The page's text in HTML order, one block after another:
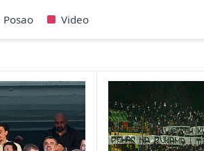
Posao Video